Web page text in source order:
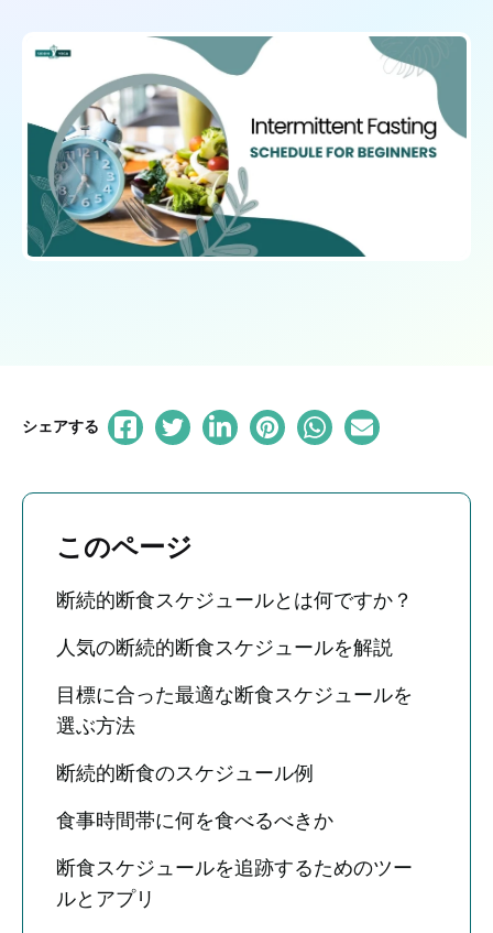
シェアする
このページ
断続的断食スケジュールとは何ですか？
人気の断続的断食スケジュールを解説
目標に合った最適な断食スケジュールを
選ぶ方法
断続的断食のスケジュール例
食事時間帯に何を食べるべきか
断食スケジュールを追跡するためのツー
ルとアプリ